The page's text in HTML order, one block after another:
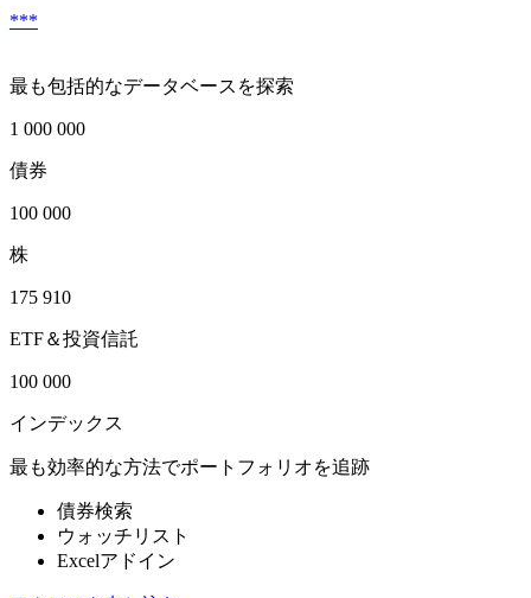
***
最も包括的なデータベースを探索
1 000 000
債券
100 000
株
175 910
ETF＆投資信託
100 000
インデックス
最も効率的な方法でポートフォリオを追跡
債券検索
ウォッチリスト
Excelアドイン